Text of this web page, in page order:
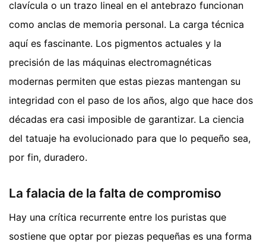
clavícula o un trazo lineal en el antebrazo funcionan
como anclas de memoria personal. La carga técnica
aquí es fascinante. Los pigmentos actuales y la
precisión de las máquinas electromagnéticas
modernas permiten que estas piezas mantengan su
integridad con el paso de los años, algo que hace dos
décadas era casi imposible de garantizar. La ciencia
del tatuaje ha evolucionado para que lo pequeño sea,
por fin, duradero.
La falacia de la falta de compromiso
Hay una crítica recurrente entre los puristas que
sostiene que optar por piezas pequeñas es una forma